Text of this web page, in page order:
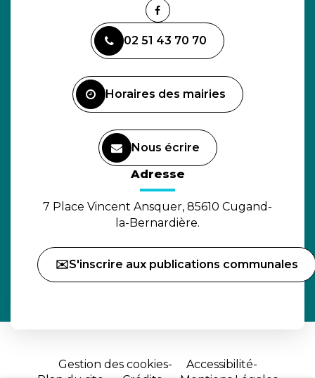
Lien
le
compte
02 51 43 70 70
Horaires des mairies
Nous écrire
(ouverture dans un nouvel
Adresse
7 Place Vincent Ansquer, 85610 Cugand-
la-Bernardière.
✉️S'inscrire aux publications communales
Gestion des cookies
Accessibilité